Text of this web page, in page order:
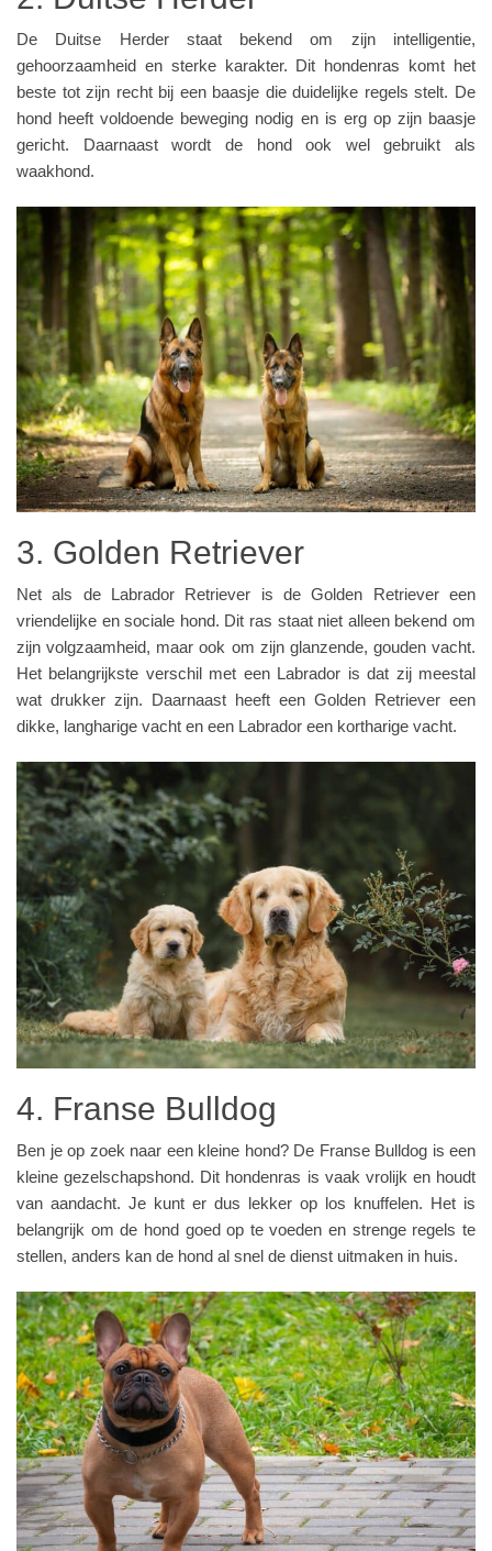
De Duitse Herder staat bekend om zijn intelligentie,
gehoorzaamheid en sterke karakter. Dit hondenras komt het
beste tot zijn recht bij een baasje die duidelijke regels stelt. De
hond heeft voldoende beweging nodig en is erg op zijn baasje
gericht. Daarnaast wordt de hond ook wel gebruikt als
waakhond.
3. Golden Retriever
Net als de Labrador Retriever is de Golden Retriever een
vriendelijke en sociale hond. Dit ras staat niet alleen bekend om
zijn volgzaamheid, maar ook om zijn glanzende, gouden vacht.
Het belangrijkste verschil met een Labrador is dat zij meestal
wat drukker zijn. Daarnaast heeft een Golden Retriever een
dikke, langharige vacht en een Labrador een kortharige vacht.
4. Franse Bulldog
Ben je op zoek naar een kleine hond? De Franse Bulldog is een
kleine gezelschapshond. Dit hondenras is vaak vrolijk en houdt
van aandacht. Je kunt er dus lekker op los knuffelen. Het is
belangrijk om de hond goed op te voeden en strenge regels te
stellen, anders kan de hond al snel de dienst uitmaken in huis.